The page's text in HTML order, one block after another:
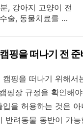
강검진, 접종문
, 강아지 고양이 전
술, 동물치료를 위
핑을 떠나기 전
캠핑을 떠나기 위해서
핑장 규정을 확인해
입을 허용하는 것은
반려동물 동반이 가